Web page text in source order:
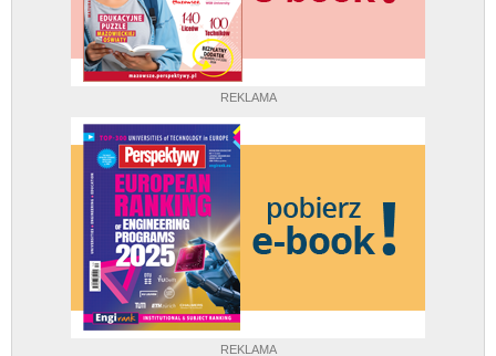
REKLAMA
REKLAMA